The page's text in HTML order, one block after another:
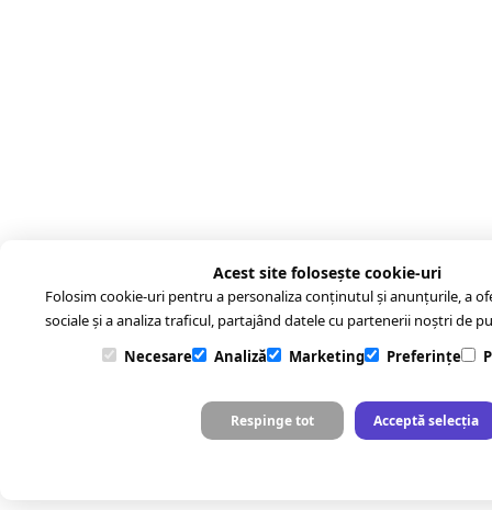
Acest site folosește cookie-uri
Folosim cookie-uri pentru a personaliza conținutul și anunțurile, a
sociale și a analiza traficul, partajând datele cu partenerii noștri de
Necesare
Analiză Marketing Preferințe
Respinge tot Acceptă selecția